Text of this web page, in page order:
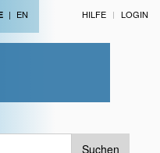
| EN HILFE LOGIN
Suchen